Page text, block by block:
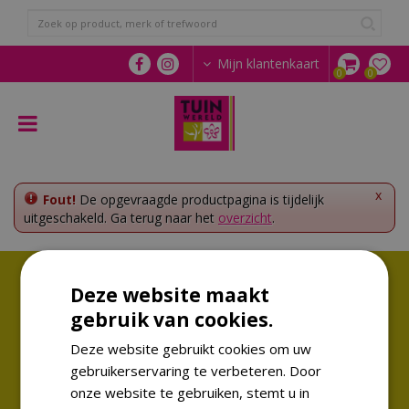
n
a
Mijn klantenkaart
x
Fout! De opgevraagde productpagina is tijdelijk
uitgeschakeld. Ga terug naar het overzicht.
Volg ons!
Altijd op de hoogte van de laatste trends
Deze website maakt
gebruik van cookies.
Deze website gebruikt cookies om uw
gebruikerservaring te verbeteren. Door
onze website te gebruiken, stemt u in